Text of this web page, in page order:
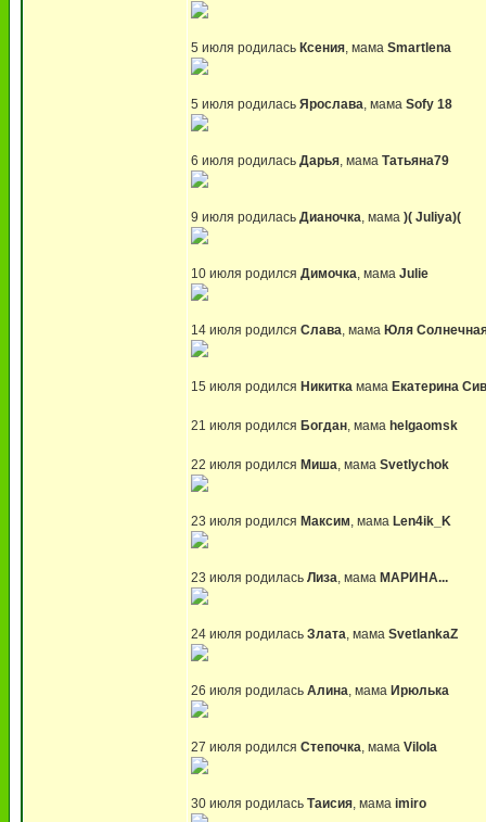
5 июля родилась Ксения, мама Smartlena
5 июля родилась Ярослава, мама Sofy 18
6 июля родилась Дарья, мама Татьяна79
9 июля родилась Дианочка, мама )( Juliya)(
10 июля родился Димочка, мама Julie
14 июля родился Слава, мама Юля
15 июля родился Никитка мама Екатерина
21 июля родился Богдан, мама helgaomsk
22 июля родился Миша, мама Svetlychok
23 июля родился Максим, мама Len4ik_K
23 июля родилась Лиза, мама МАРИНА...
24 июля родилась Злата, мама SvetlankaZ
26 июля родилась Алина, мама Ирюлька
27 июля родился Степочка, мама Vilola
30 июля родилась Таисия, мама imiro